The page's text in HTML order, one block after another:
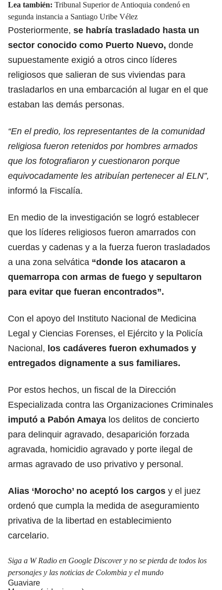
Lea también: Tribunal Superior de Antioquia condenó en
segunda instancia a Santiago Uribe Vélez
Posteriormente, se habría trasladado hasta un
sector conocido como Puerto Nuevo, donde
supuestamente exigió a otros cinco líderes
religiosos que salieran de sus viviendas para
trasladarlos en una embarcación al lugar en el que
estaban las demás personas.
“En el predio, los representantes de la comunidad
religiosa fueron retenidos por hombres armados
que los fotografiaron y cuestionaron porque
equivocadamente les atribuían pertenecer al ELN”,
informó la Fiscalía.
En medio de la investigación se logró establecer
que los líderes religiosos fueron amarrados con
cuerdas y cadenas y a la fuerza fueron trasladados
a una zona selvática “donde los atacaron a
quemarropa con armas de fuego y sepultaron
para evitar que fueran encontrados”.
Con el apoyo del Instituto Nacional de Medicina
Legal y Ciencias Forenses, el Ejército y la Policía
Nacional, los cadáveres fueron exhumados y
entregados dignamente a sus familiares.
Por estos hechos, un fiscal de la Dirección
Especializada contra las Organizaciones Criminales
imputó a Pabón Amaya los delitos de concierto
para delinquir agravado, desaparición forzada
agravada, homicidio agravado y porte ilegal de
armas agravado de uso privativo y personal.
Alias ‘Morocho’ no aceptó los cargos y el juez
ordenó que cumpla la medida de aseguramiento
privativa de la libertad en establecimiento
carcelario.
Siga a W Radio en Google Discover y no se pierda de todos los
personajes y las noticias de Colombia y el mundo
Guaviare